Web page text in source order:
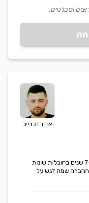
וסבלניים.
והעברת
אדיר זכרייב
הובלות רויאל, בהנהלת אדיר מתמחה מזה כ-7 שנים בהובלות שונות
החברה שמה דגש על